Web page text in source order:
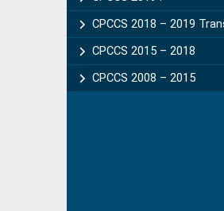
CPCCS 2018 – 2019
CPCCS 2015 – 2018
CPCCS 2008 – 2015